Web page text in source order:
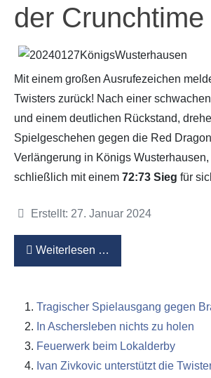
der Crunchtime
Mit einem großen Ausrufezeichen
Twisters zurück! Nach einer
und einem deutlichen Rückstand,
Spielgeschehen gegen die Red
Verlängerung in Königs
schließlich mit einem 72:73 Sieg für
Details
Erstellt: 27. Januar 2024
Weiterlesen …
Tragischer Spielausgang gegen
In Aschersleben nichts zu holen
Feuerwerk beim Lokalderby
Ivan Zivkovic unterstützt die